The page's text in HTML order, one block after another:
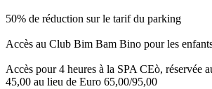
50% de réduction sur le tarif du parking
Accès au Club Bim Bam Bino pour les
Accès pour 4 heures à la SPA CEò, réservée
45,00 au lieu de Euro 65,00/95,00